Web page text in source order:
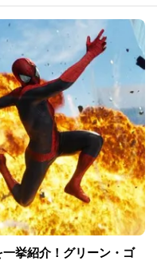
一挙紹介！グリーン・ゴ